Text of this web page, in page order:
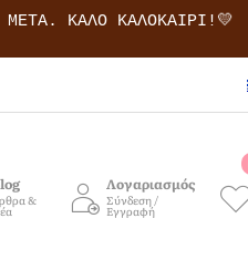
ΜΕΤΆ. ΚΑΛΌ ΚΑΛΟΚΑΊΡΙ!💛
&
Λογαριασμός
Σύνδεση /
Εγγραφή